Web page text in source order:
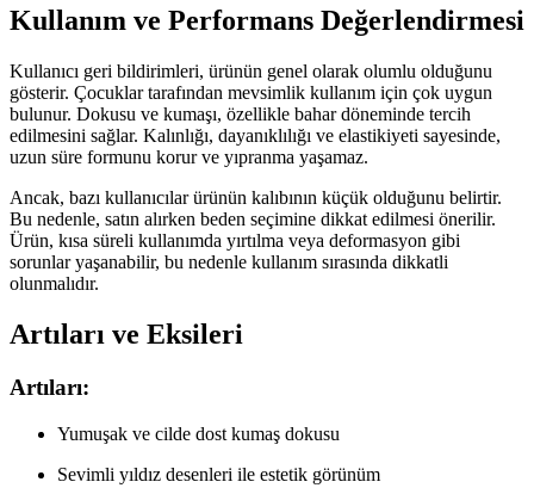
Kullanım ve Performans Değerlendirmesi
Kullanıcı geri bildirimleri, ürünün genel olarak olumlu olduğunu
gösterir. Çocuklar tarafından mevsimlik kullanım için çok uygun
bulunur. Dokusu ve kumaşı, özellikle bahar döneminde tercih
edilmesini sağlar. Kalınlığı, dayanıklılığı ve elastikiyeti sayesinde,
uzun süre formunu korur ve yıpranma yaşamaz.
Ancak, bazı kullanıcılar ürünün kalıbının küçük olduğunu belirtir.
Bu nedenle, satın alırken beden seçimine dikkat edilmesi önerilir.
Ürün, kısa süreli kullanımda yırtılma veya deformasyon gibi
sorunlar yaşanabilir, bu nedenle kullanım sırasında dikkatli
olunmalıdır.
Artıları ve Eksileri
Artıları:
Yumuşak ve cilde dost kumaş dokusu
Sevimli yıldız desenleri ile estetik görünüm